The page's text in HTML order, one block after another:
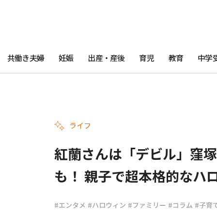
共働き夫婦 妊娠 出産・産後 育児 教育 中学
ライフ
紅蘭さんは「デビル」窪
も！ 親子で超本格的なハ
#エンタメ #ハロウィン #ファミリー #コラム #子育